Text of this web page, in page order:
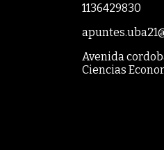
1136429830
Avenida
Ciencias